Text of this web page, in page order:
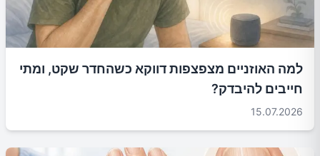
למה האוזניים מצפצפות דווקא כשהחדר שקט, ומתי
חייבים להיבדק?
15.07.2026